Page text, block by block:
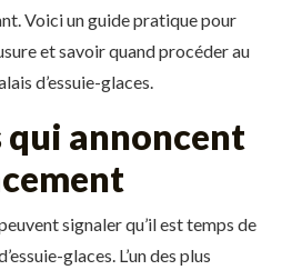
Voici un guide pratique pour
et savoir quand procéder au
d’essuie-glaces.
qui annoncent
signaler qu’il est temps de
glaces. L’un des plus